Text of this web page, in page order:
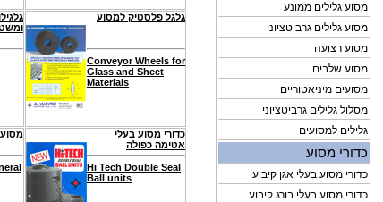
מסוע גלילים ממונע
מסוע גלילים גרביטציוני
מסוע רצועה
מסוע שלבים
מסועים מיניאטוריים
מסלול גלילים גרביטציוני
גלילים למסועים
כדורי מסוע
כדורי מסוע בעלי אגן קיבוע
כדורי מסוע בעלי בורג קיבוע
גלגל פלסטיק למסוע
Conveyor Wheels for
Glass and Sheet
Materials
כדורי מסוע בעלי
אטימה כפולה
Hi Tech Double Seal
Ball units